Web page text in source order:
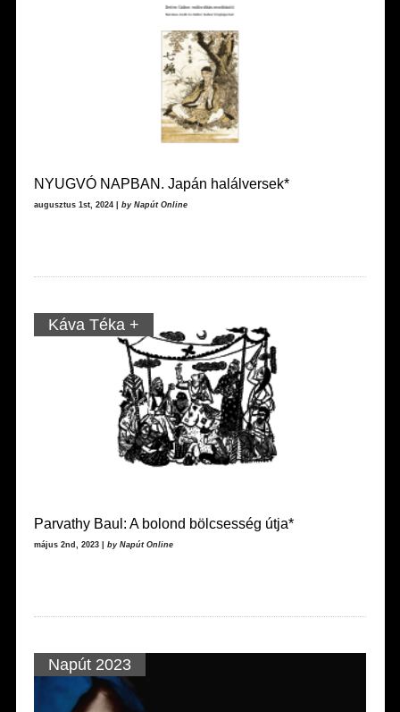
NYUGVÓ NAPBAN. Japán halálversek*
augusztus 1st, 2024 | by Napút Online
Káva Téka +
Parvathy Baul: A bolond bölcsesség útja*
május 2nd, 2023 | by Napút Online
Napút 2023